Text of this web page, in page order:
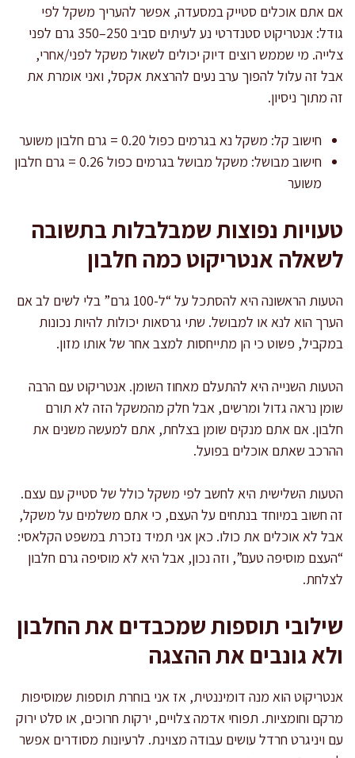
אם אתם אוכלים סטייק במסעדה, אפשר להעריך משקל לפי
גודל: אנטריקוט סטנדרטי נע לעיתים סביב 250–350 גרם לפני
צלייה. מי שממש רוצים דיוק יכולים לשאול משקל לפני/אחרי,
אבל זה עלול להפוך ערב נעים להרצאת אקסל, ואני אומרת את
זה מתוך ניסיון.
חישוב קל: משקל נא בגרמים כפול 0.20 = גרם חלבון משוער
חישוב מבושל: משקל מבושל בגרמים כפול 0.26 = גרם חלבון
משוער
טעויות נפוצות שמבלבלות בתשובה
לשאלה אנטריקוט כמה חלבון
הטעות הראשונה היא להסתכל על “ל-100 גרם” בלי לשים לב אם
הערך הוא לנא או למבושל. שתי גרסאות יכולות להיות נכונות
במקביל, פשוט כי הן מתייחסות למצב אחר של אותו מזון.
הטעות השנייה היא להתעלם מאחוז השומן. אנטריקוט עם הרבה
שומן נראה גדול ומרשים, אבל חלק מהמשקל הזה לא תורם
חלבון. אם אתם מנקים שומן בצלחת, אתם למעשה משנים את
ההרכב שאתם אוכלים בפועל.
הטעות השלישית היא לחשב לפי משקל כולל של סטייק עם עצם.
זה חשוב במיוחד בנתחים על העצם, כי אתם משלמים על משקל,
אבל לא אוכלים את כולו. כאן אני תמיד נזכרת במשפט הקלאסי:
“העצם מוסיפה טעם”, וזה נכון, אבל היא לא מוסיפה גרם חלבון
לצלחת.
שילובי תוספות שמכבדים את החלבון
ולא גונבים את ההצגה
אנטריקוט הוא מנה דומיננטית, אז אני בוחרת תוספות שמוסיפות
מרקם וחומציות. תפוחי אדמה צלויים, ירקות חרוכים, או סלט ירוק
עם ויניגרט חרדל עושים עבודה מצוינת. לרעיונות מסודרים אפשר